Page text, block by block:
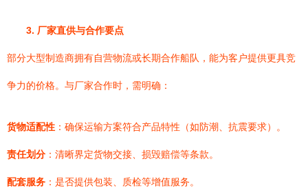
3. 厂家直供与合作要点
部分大型制造商拥有自营物流或长期合作船队，能为客户提供更具竞
争力的价格。与厂家合作时，需明确：
货物适配性 ：确保运输方案符合产品特性（如防潮、抗震要求）。
责任划分 ：清晰界定货物交接、损毁赔偿等条款。
配套服务 ：是否提供包装、质检等增值服务。